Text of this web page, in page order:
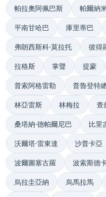
帕拉奧阿佩巴斯 帕爾納
平南甘哈巴 庫里蒂巴
弗朗西斯科·莫拉托 彼得
拉格斯 掌聲 提蒙
普索阿格雷勒 普魯登特
林亞雷斯 林梅拉 查
桑塔納·德帕爾尼巴 比里
沃爾塔·雷東達 沙普卡亞
波爾圖塞古羅 波索斯德
烏拉圭亞納 烏馬拉馬